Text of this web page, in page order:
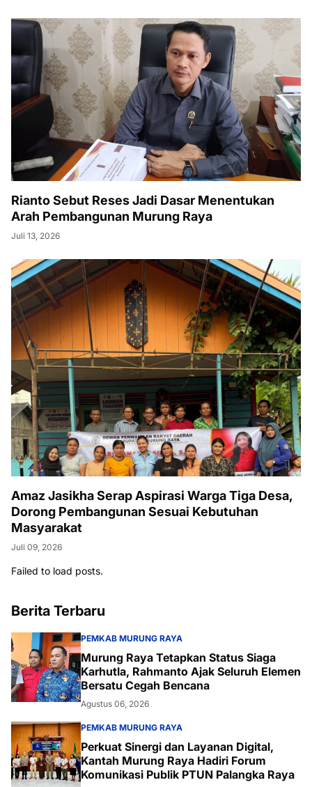
Rianto Sebut Reses Jadi Dasar Menentukan
Arah Pembangunan Murung Raya
Juli 13, 2026
Amaz Jasikha Serap Aspirasi Warga Tiga Desa,
Dorong Pembangunan Sesuai Kebutuhan
Masyarakat
Juli 09, 2026
Failed to load posts.
Berita Terbaru
PEMKAB MURUNG RAYA
Murung Raya Tetapkan Status Siaga
Karhutla, Rahmanto Ajak Seluruh Elemen
Bersatu Cegah Bencana
Agustus 06, 2026
PEMKAB MURUNG RAYA
Perkuat Sinergi dan Layanan Digital,
Kantah Murung Raya Hadiri Forum
Komunikasi Publik PTUN Palangka Raya